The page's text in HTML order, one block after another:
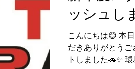
ポルシェ Porsche トヨタ
ッシュし
こんにちは😊 本
だきありがとうご
トしました🚗✨